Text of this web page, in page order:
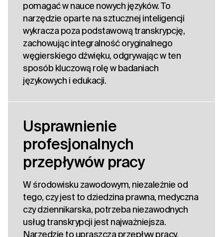
pomagać w nauce nowych języków. To
narzędzie oparte na sztucznej inteligencji
wykracza poza podstawową transkrypcję,
zachowując integralność oryginalnego
węgierskiego dźwięku, odgrywając w ten
sposób kluczową rolę w badaniach
językowych i edukacji.
Usprawnienie
profesjonalnych
przepływów pracy
W środowisku zawodowym, niezależnie od
tego, czy jest to dziedzina prawna, medyczna
czy dziennikarska, potrzeba niezawodnych
usług transkrypcji jest najważniejsza.
Narzędzie to upraszcza przepływ pracy,